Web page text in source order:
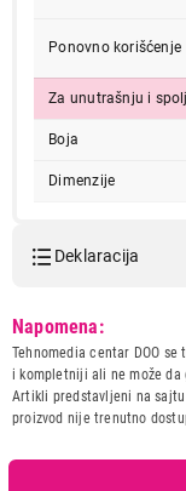
Ponovno korišćenje
Za unutrašnju i
Boja
Dimenzije
Deklaracija
Naziv i vrsta robe:
Uvoznik:
Napomena:
Tehnomedia centar DOO
i kompletniji ali ne može da
Artikli predstavljeni na
proizvod nije trenutno